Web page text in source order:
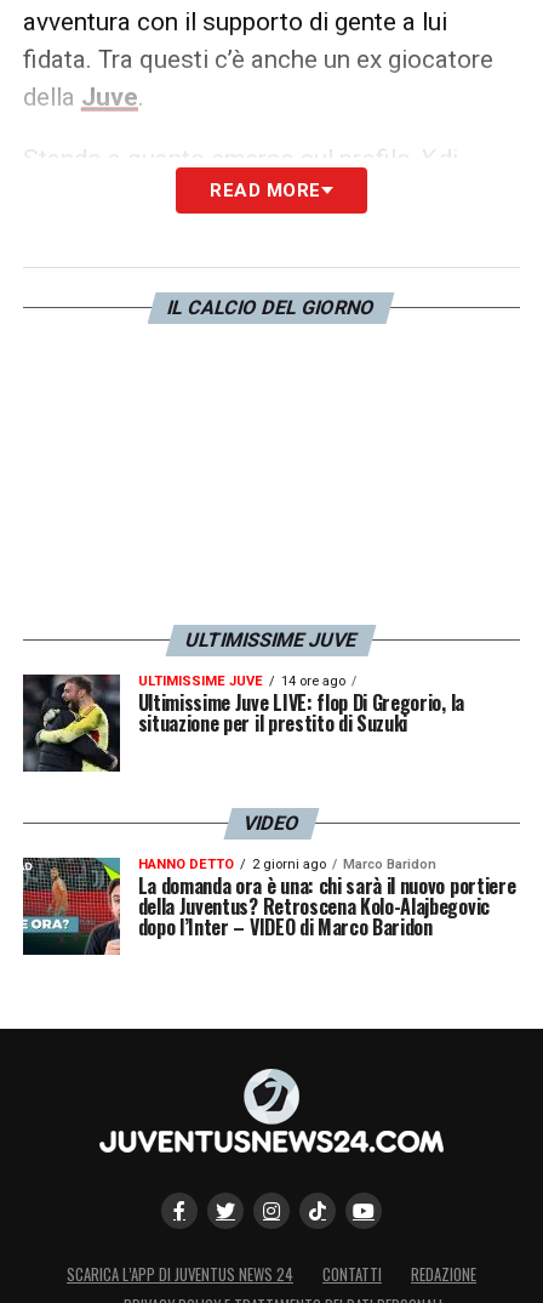
avventura con il supporto di gente a lui
fidata. Tra questi c’è anche un ex giocatore
della Juve.
Stando a quanto emerso sul profilo Xdi
, nello staff tecnico del nuovo
Buffon. L’ex portiere della Vecchia Signora
verrà confermato nel ruolo diCapo
READ MORE
IL CALCIO DEL GIORNO
ULTIMISSIME JUVE
ULTIMISSIME JUVE 14 ore ago
Ultimissime Juve LIVE: flop Di Gregorio, la
situazione per il prestito di Suzuki
VIDEO
HANNO DETTO 2 giorni ago Marco Baridon
La domanda ora è una: chi sarà il nuovo portiere
della Juventus? Retroscena Kolo-Alajbegovic
dopo l’Inter – VIDEO di Marco Baridon
SCARICA L’APP DI JUVENTUS NEWS 24 CONTATTI
REDAZIONE